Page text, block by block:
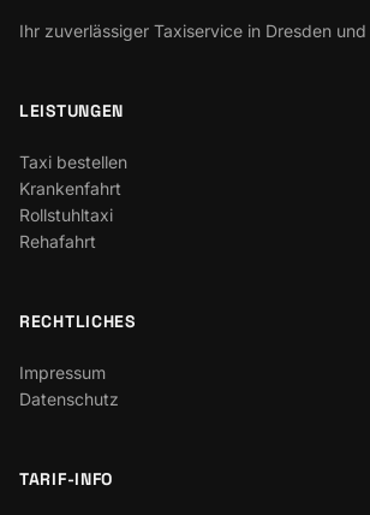
Ihr zuverlässiger Taxiservice in Dresden
LEISTUNGEN
Taxi bestellen
Krankenfahrt
Rollstuhltaxi
Rehafahrt
RECHTLICHES
Impressum
Datenschutz
TARIF-INFO